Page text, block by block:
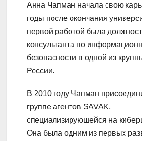
Анна Чапман начала свою
годы после окончания
первой работой была
консультанта по
безопасности в одной из
России.
В 2010 году Чапман
группе агентов SAVAK,
специализирующейся на
Она была одним из первых